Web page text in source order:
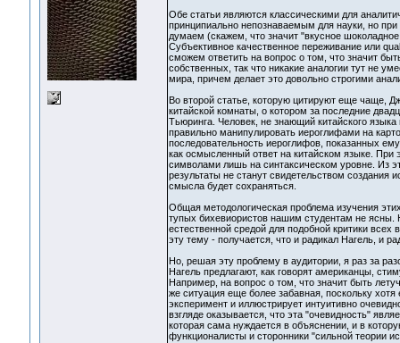
Обе статьи являются классическими для
принципиально непознаваемым для науки, но
думаем (скажем, что значит "вкусное
Субъективное качественное переживание или
сможем ответить на вопрос о том, что значит
собственных, так что никакие аналогии тут не
мира, причем делает это довольно строгими
Во второй статье, которую цитируют еще чаще,
китайской комнаты, о котором за последние
Тьюринга. Человек, не знающий китайского
правильно манипулировать иероглифами на
последовательность иероглифов, показанных
как осмысленный ответ на китайском языке. При
символами лишь на синтаксическом уровне. Из
результаты не станут свидетельством
смысла будет сохраняться.
Общая методологическая проблема изучения
тупых бихевиористов нашим студентам не ясны.
естественной средой для подобной критики
эту тему - получается, что и радикал Нагель, и
Но, решая эту проблему в аудитории, я раз за
Нагель предлагают, как говорят американцы,
Например, на вопрос о том, что значит быть
же ситуация еще более забавная, поскольку
эксперимент и иллюстрирует интуитивно
взгляде оказывается, что эта "очевидность"
которая сама нуждается в объяснении, и в
функционалисты и сторонники "сильной теории